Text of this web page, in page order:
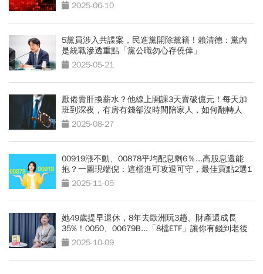
2025-06-10
5黨員涉入共諜案，民進黨開除黨籍！賴清德：黨內
是統戰滲透重點「黨公職勿心存僥倖」
2025-05-21
厭倦賣肝換薪水？他線上開課3天賣破億元！每天加
班到深夜，有房有錢卻沒時間陪家人，如何翻轉人
生？2025-08-27
00919漲不動、00878平均配息剩6％...高股息還能
抱？一圖現端倪：這檔進可攻退可守，最佳買點2選1
2025-11-05
她49歲提早退休，8年去歐洲玩3趟、財產還成長
35%！0050、00679B...「8檔ETF」讓你有錢到老後
2025-10-09